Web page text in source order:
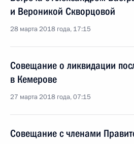
и Вероникой Скворцовой
28 марта 2018 года, 17:15
Совещание о ликвидации
в Кемерове
27 марта 2018 года, 07:15
Совещание с членами